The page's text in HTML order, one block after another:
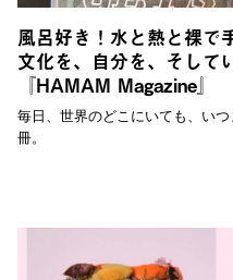
風呂好き！水と熱と裸で
文化を、自分を、そして
『HAMAM Magazine』
毎日、世界のどこにいても、い
冊。